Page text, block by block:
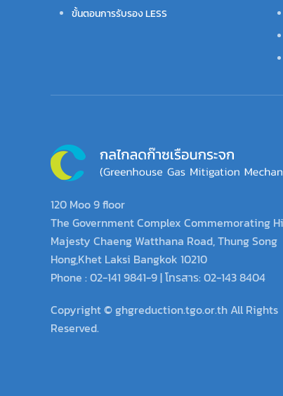
ขั้นตอนการรับรอง LESS
120 Moo 9 floor
The Government Complex Commemorating
Majesty Chaeng Watthana Road, Thung Song
Hong,Khet Laksi Bangkok 10210
Phone : 02-141 9841-9 | โทรสาร: 02-143 8404
Copyright © ghgreduction.tgo.or.th All Rights
Reserved.